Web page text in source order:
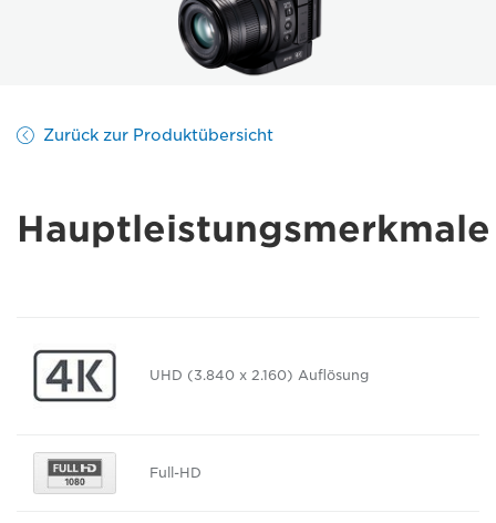
Zurück zur Produktübersicht
Hauptleistungsmerkmale
UHD (3.840 x 2.160) Auflösung
Full-HD